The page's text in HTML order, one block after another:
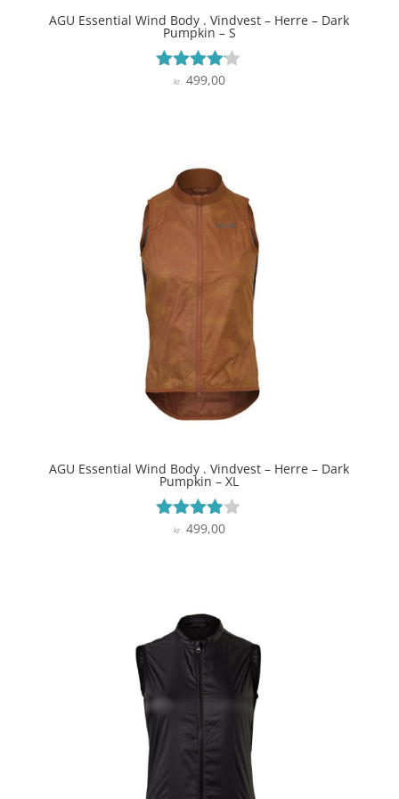
AGU Essential Wind Body . Vindvest – Herre – Dark
Pumpkin – S
Vurderet
kr.499,00
AGU Essential Wind Body . Vindvest – Herre – Dark
Pumpkin – XL
Vurderet
kr.499,00